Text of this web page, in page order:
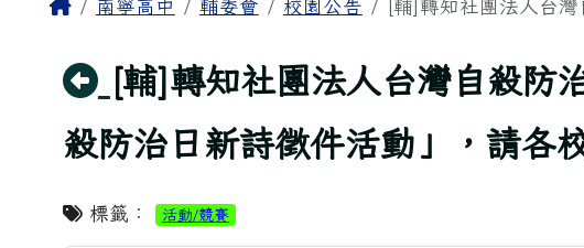
主內容區域
Home南寧高中 輔委會 校園公告 [輔]轉知社團法人台
回上頁
[輔]轉知社團法人台灣自殺防
殺防治日新詩徵件活動」，請各
標籤： 活動/競賽